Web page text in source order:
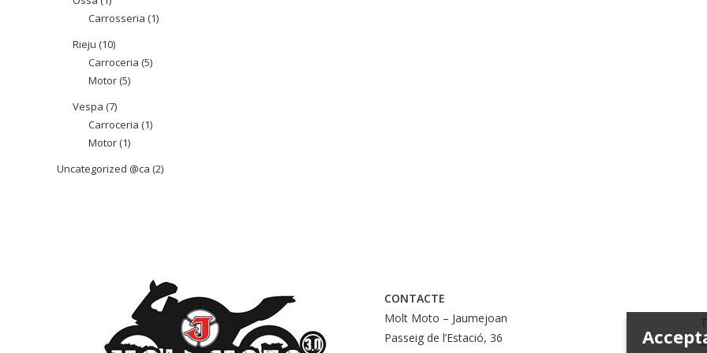
producte
Carrosseria 11
Rieju 1010
productes
Carroceria 55
Motor 55
Vespa 77
productes
Carroceria 11
Motor 11
producte
Uncategorized @ca 22
CONTACTE
Molt Moto – Jaumejoan
Passeig de l’Estació, 36